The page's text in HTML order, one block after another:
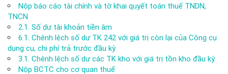
Nộp báo cáo tài chính và tờ khai quyết toán thuế TNDN,
TNCN
2.1. Số dư tài khoản tiền âm
6.1. Chênh lệch số dư TK 242 với giá trị còn lại của Công cụ
dụng cụ, chi phí trả trước đầu kỳ
3.1. Chênh lệch số dư các TK kho với giá trị tồn kho đầu kỳ
Nộp BCTC cho cơ quan thuế